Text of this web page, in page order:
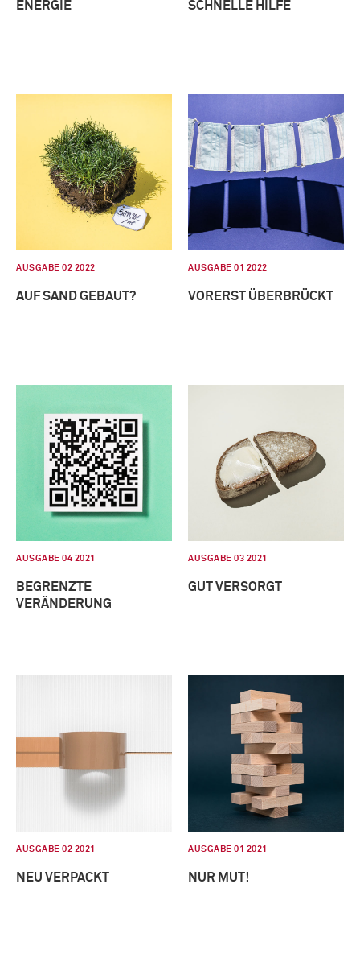
ENERGIE SCHNELLE HILFE
AUSGABE 02 2022
AUF SAND GEBAUT?
AUSGABE 01 2022
VORERST ÜBERBRÜCKT
AUSGABE 04 2021
BEGRENZTE
VERÄNDERUNG
AUSGABE 03 2021
GUT VERSORGT
AUSGABE 02 2021
NEU VERPACKT
AUSGABE 01 2021
NUR MUT!